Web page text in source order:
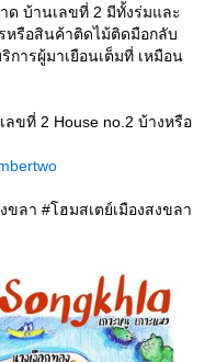
ด บ้านเลขที่ 2 มีทั้งร่มและ
หรือสินค้าติดไม้ติดมือกลับ
ารผู้มาเยือนเต็มที่ เหมือน
ขที่ 2 House no.2 บ้างหรือ
ลา #โฮมสเตย์เมืองสงขลา